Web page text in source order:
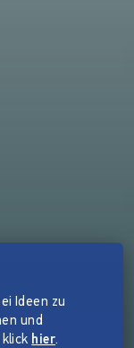
Ideen zu
und
hier.